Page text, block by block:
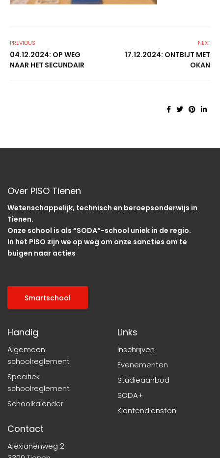
PREVIOUS
04.12.2024: OP WEG
NAAR HET SECUNDAIR
NEXT
17.12.2024: ONTBIJT MET
OKAN
Over PISO Tienen
Wetenschappelijk, technisch en beroepsonderwijs in
Tienen.
Onze school is als “SODA“-school uniek in de regio.
In het PISO zijn we op weg om onze sancties om te
buigen naar acties
Smartschool
Handig
Algemeen
schoolreglement
Specifiek
schoolreglement
Schoolkalender
Links
Inschrijven
Evenementen
Studieaanbod
SODA+
Klantendiensten
Contact
Alexianenweg 2